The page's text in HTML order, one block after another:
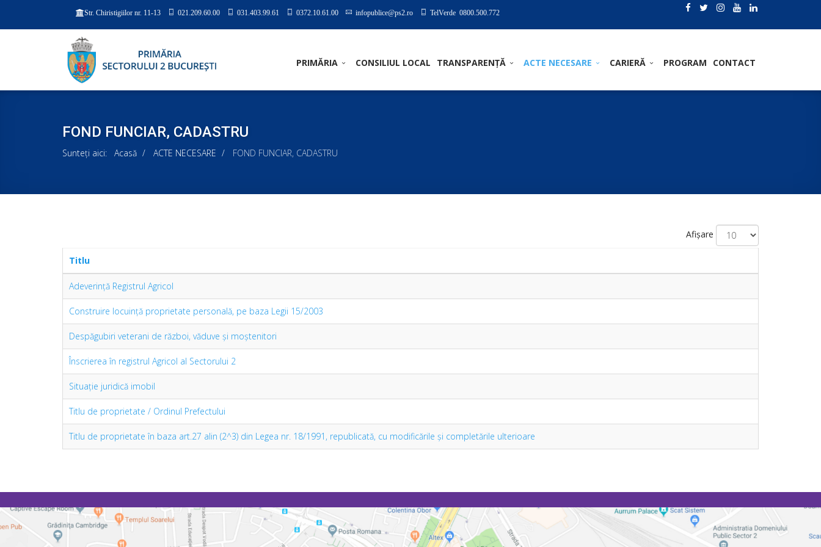
Str. Chiristigiilor nr. 11-13 021.209.60.00 031.403.99.61 0372.10.61.00 infopublice@ps2.ro TelVerde 0800.500.772
PRIMĂRIA CONSILIUL LOCAL TRANSPARENȚĂ ACTE NECESARE CARIERĂ PROGRAM CONTACT
FOND FUNCIAR, CADASTRU
Sunteți aici: Acasă ACTE NECESARE FOND FUNCIAR, CADASTRU
Afișare
Titlu
Adeverință Registrul Agricol
Construire locuință proprietate personală, pe baza Legii 15/2003
Despăgubiri veterani de război, văduve și moștenitori
Înscrierea în registrul Agricol al Sectorului 2
Situație juridică imobil
Titlu de proprietate / Ordinul Prefectului
Titlu de proprietate în baza art.27 alin (2^3) din Legea nr. 18/1991, republicată, cu modificările şi completările ulterioare